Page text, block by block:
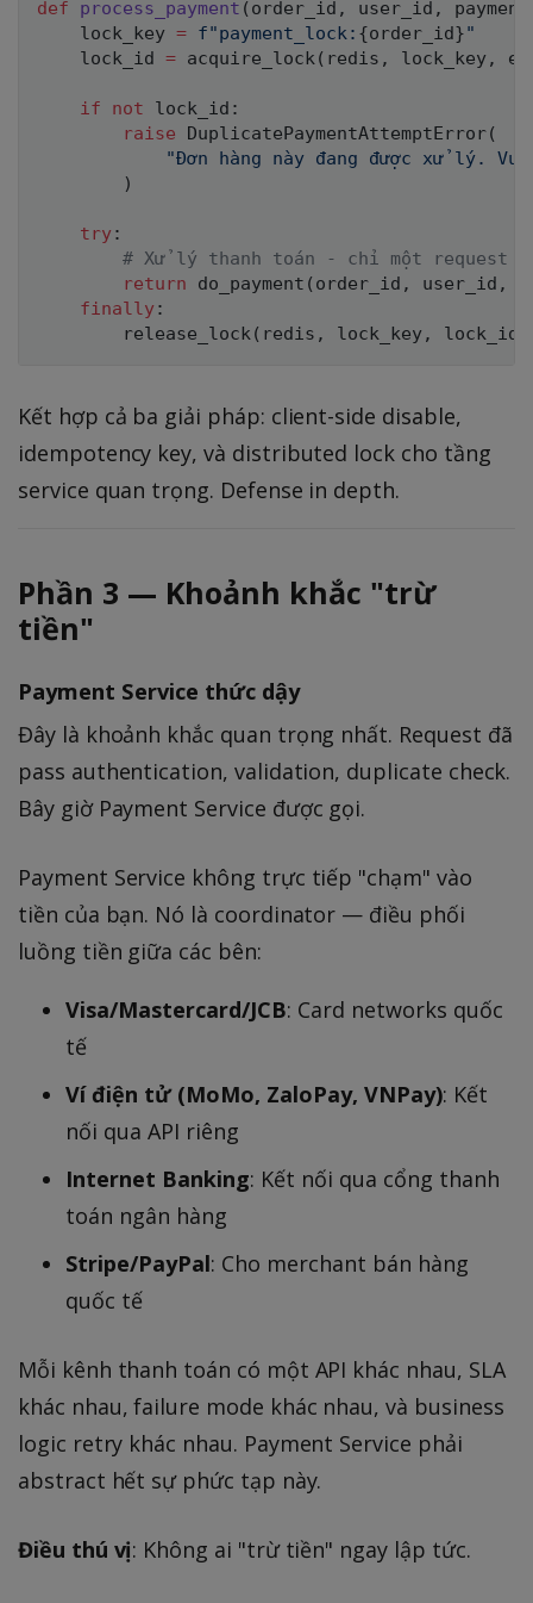
def process_payment ( order_id , user_id ,
    lock_key
= f"payment_lock: {order_id}"
    lock_id
= acquire_lock( redis , lock_key,
if not lock_id :
raise DuplicatePaymentAttemptError(
"Đơn hàng này đang được xử lý.
)
try :
# Xử lý thanh toán - chỉ một request
return do_payment ( order_id , user_id ,
finally :
        release_lock
( redis , lock_key, lock_id
Kết hợp cả ba giải pháp: client-side disable,
idempotency key, và distributed lock cho tầng
service quan trọng. Defense in depth.
Phần 3 — Khoảnh khắc "trừ
tiền"
Payment Service thức dậy
Đây là khoảnh khắc quan trọng nhất. Request đã
pass authentication, validation, duplicate check.
Bây giờ Payment Service được gọi.
Payment Service không trực tiếp "chạm" vào
tiền của bạn. Nó là coordinator — điều phối
luồng tiền giữa các bên:
Visa/Mastercard/JCB: Card networks quốc
tế
Ví điện tử (MoMo, ZaloPay, VNPay): Kết
nối qua API riêng
Internet Banking: Kết nối qua cổng thanh
toán ngân hàng
Stripe/PayPal: Cho merchant bán hàng
quốc tế
Mỗi kênh thanh toán có một API khác nhau, SLA
khác nhau, failure mode khác nhau, và business
logic retry khác nhau. Payment Service phải
abstract hết sự phức tạp này.
Điều thú vị: Không ai "trừ tiền" ngay lập tức.